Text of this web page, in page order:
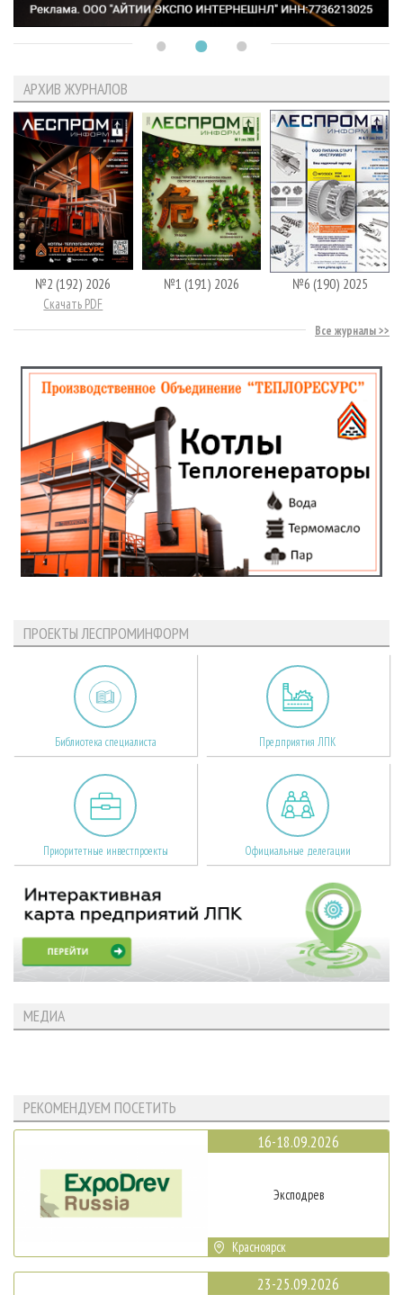
АРХИВ ЖУРНАЛОВ
№2 (192) 2026
Скачать PDF
№1 (191) 2026 №6 (190) 2025
Все журналы
ПРОЕКТЫ ЛЕСПРОМИНФОРМ
Библиотека специалиста Предприятия ЛПК
Приоритетные инвестпроекты Официальные делегации
МЕДИА
РЕКОМЕНДУЕМ ПОСЕТИТЬ
16-18.09.2026
Эксподрев
Красноярск
23-25.09.2026